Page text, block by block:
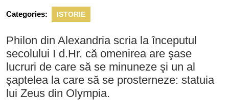
Categories: ISTORIE
Philon din Alexandria scria la începutul
secolului I d.Hr. că omenirea are şase
lucruri de care să se minuneze şi un al
şaptelea la care să se prosterneze: statuia
lui Zeus din Olympia.